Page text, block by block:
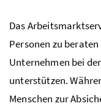
Das Arbeitsmarkt
Personen zu
Unternehmen bei
unterstützen.
Menschen zur